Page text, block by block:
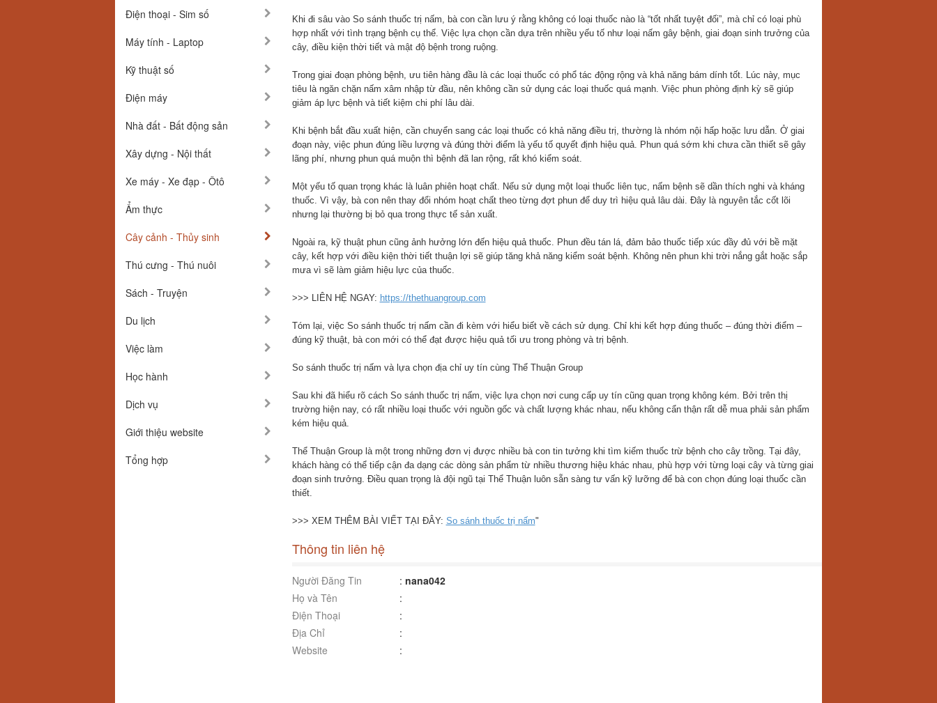
Điện thoại - Sim số
Máy tính - Laptop
Kỹ thuật số
Điện máy
Nhà đất - Bất động sản
Xây dựng - Nội thất
Xe máy - Xe đạp - Ôtô
Ẩm thực
Cây cảnh - Thủy sinh
Thú cưng - Thú nuôi
Sách - Truyện
Du lịch
Việc làm
Học hành
Dịch vụ
Giới thiệu website
Tổng hợp
Khi đi sâu vào So sánh thuốc trị nấm, bà con cần lưu ý rằng không có loại thuốc nào là “tốt nhất tuyệt đối”, mà chỉ có loại phù
hợp nhất với tình trạng bệnh cụ thể. Việc lựa chọn cần dựa trên nhiều yếu tố như loại nấm gây bệnh, giai đoạn sinh trưởng của
cây, điều kiện thời tiết và mật độ bệnh trong ruộng.
Trong giai đoạn phòng bệnh, ưu tiên hàng đầu là các loại thuốc có phổ tác động rộng và khả năng bám dính tốt. Lúc này, mục
tiêu là ngăn chặn nấm xâm nhập từ đầu, nên không cần sử dụng các loại thuốc quá mạnh. Việc phun phòng định kỳ sẽ giúp
giảm áp lực bệnh và tiết kiệm chi phí lâu dài.
Khi bệnh bắt đầu xuất hiện, cần chuyển sang các loại thuốc có khả năng điều trị, thường là nhóm nội hấp hoặc lưu dẫn. Ở giai
đoạn này, việc phun đúng liều lượng và đúng thời điểm là yếu tố quyết định hiệu quả. Phun quá sớm khi chưa cần thiết sẽ gây
lãng phí, nhưng phun quá muộn thì bệnh đã lan rộng, rất khó kiểm soát.
Một yếu tố quan trọng khác là luân phiên hoạt chất. Nếu sử dụng một loại thuốc liên tục, nấm bệnh sẽ dần thích nghi và kháng
thuốc. Vì vậy, bà con nên thay đổi nhóm hoạt chất theo từng đợt phun để duy trì hiệu quả lâu dài. Đây là nguyên tắc cốt lõi
nhưng lại thường bị bỏ qua trong thực tế sản xuất.
Ngoài ra, kỹ thuật phun cũng ảnh hưởng lớn đến hiệu quả thuốc. Phun đều tán lá, đảm bảo thuốc tiếp xúc đầy đủ với bề mặt
cây, kết hợp với điều kiện thời tiết thuận lợi sẽ giúp tăng khả năng kiểm soát bệnh. Không nên phun khi trời nắng gắt hoặc sắp
mưa vì sẽ làm giảm hiệu lực của thuốc.
>>> LIÊN HỆ NGAY: https://thethuangroup.com
Tóm lại, việc So sánh thuốc trị nấm cần đi kèm với hiểu biết về cách sử dụng. Chỉ khi kết hợp đúng thuốc – đúng thời điểm –
đúng kỹ thuật, bà con mới có thể đạt được hiệu quả tối ưu trong phòng và trị bệnh.
So sánh thuốc trị nấm và lựa chọn địa chỉ uy tín cùng Thể Thuận Group
Sau khi đã hiểu rõ cách So sánh thuốc trị nấm, việc lựa chọn nơi cung cấp uy tín cũng quan trọng không kém. Bởi trên thị
trường hiện nay, có rất nhiều loại thuốc với nguồn gốc và chất lượng khác nhau, nếu không cẩn thận rất dễ mua phải sản phẩm
kém hiệu quả.
Thể Thuận Group là một trong những đơn vị được nhiều bà con tin tưởng khi tìm kiếm thuốc trừ bệnh cho cây trồng. Tại đây,
khách hàng có thể tiếp cận đa dạng các dòng sản phẩm từ nhiều thương hiệu khác nhau, phù hợp với từng loại cây và từng giai
đoạn sinh trưởng. Điều quan trọng là đội ngũ tại Thể Thuận luôn sẵn sàng tư vấn kỹ lưỡng để bà con chọn đúng loại thuốc cần
thiết.
>>> XEM THÊM BÀI VIẾT TẠI ĐÂY: So sánh thuốc trị nấm"
Thông tin liên hệ
Người Đăng Tin : nana042
Họ và Tên
:
Điện Thoại
:
Địa Chỉ
:
Website
: